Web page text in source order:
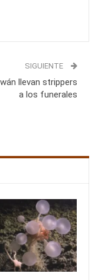
SIGUIENTE
llevan strippers
a los funerales